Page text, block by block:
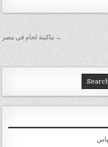
← ماكينة لحام في مصر